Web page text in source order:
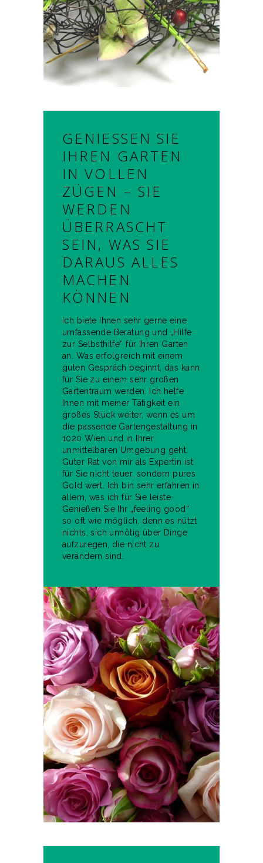
GENIESSEN SIE I
HREN GARTEN I
N VOLLEN Z
ÜGEN – SIE W
ERDEN Ü
BERRASCHT S
EIN, WAS SIE D
ARAUS ALLES M
ACHEN K
ÖNNEN
Ich biete Ihnen sehr gerne eine
umfassende Beratung und „Hilfe
zur Selbsthilfe“ für Ihren Garten
an. Was erfolgreich mit einem
guten Gespräch beginnt, das kann
für Sie zu einem sehr großen
Gartentraum werden. Ich helfe
Ihnen mit meiner Tätigkeit ein
großes Stück weiter, wenn es um
die passende Gartengestaltung in
1020 Wien und in Ihrer
unmittelbaren Umgebung geht.
Guter Rat von mir als Expertin ist
für Sie nicht teuer, sondern pures
Gold wert. Ich bin sehr erfahren in
allem, was ich für Sie leiste.
Genießen Sie Ihr „feeling good“
so oft wie möglich, denn es nützt
nichts, sich unnötig über Dinge
aufzuregen, die nicht zu
verändern sind.